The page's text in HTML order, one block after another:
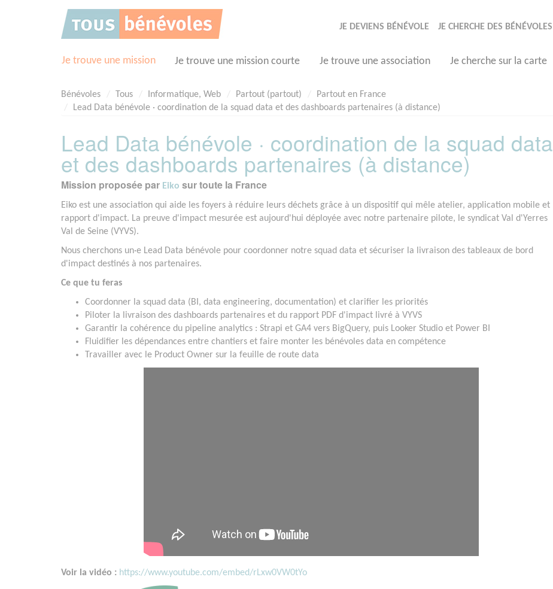
JE DEVIENS BÉNÉVOLE JE CHERCHE DES BÉNÉVOLES
Je trouve une mission Je trouve une mission courte Je trouve une association Je cherche sur la carte
Bénévoles Tous Informatique, Web Partout (partout)
Partout en France
Lead Data bénévole · coordination de la squad data et des dashboards partenaires (à distance)
Lead Data bénévole · coordination de la squad data
et des dashboards partenaires (à distance)
Mission proposée par Eiko sur toute la France
Eiko est une association qui aide les foyers à réduire leurs déchets grâce à un dispositif qui mêle atelier, application mobile et
rapport d'impact. La preuve d'impact mesurée est aujourd'hui déployée avec notre partenaire pilote, le syndicat Val d'Yerres
Val de Seine (VYVS).
Nous cherchons un·e Lead Data bénévole pour coordonner notre squad data et sécuriser la livraison des tableaux de bord
d'impact destinés à nos partenaires.
Ce que tu feras
Coordonner la squad data (BI, data engineering, documentation) et clarifier les priorités
Piloter la livraison des dashboards partenaires et du rapport PDF d'impact livré à VYVS
Garantir la cohérence du pipeline analytics : Strapi et GA4 vers BigQuery, puis Looker Studio et Power BI
Fluidifier les dépendances entre chantiers et faire monter les bénévoles data en compétence
Travailler avec le Product Owner sur la feuille de route data
Voir la vidéo : https://www.youtube.com/embed/rLxw0VW0tYo